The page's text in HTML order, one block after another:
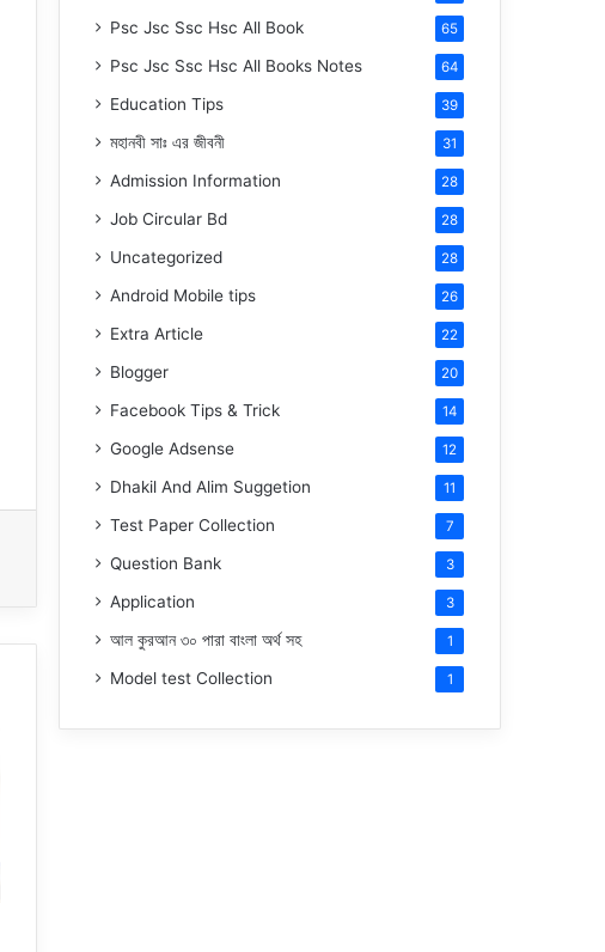
Psc Jsc Ssc Hsc All Book 65
Psc Jsc Ssc Hsc All Books Notes 64
Education Tips 39
মহানবীসাঃ এর জীবনী 31
Admission Information 28
Job Circular Bd 28
Uncategorized 28
Android Mobile tips 26
Extra Article 22
Blogger 20
Facebook Tips & Trick 14
Google Adsense 12
Dhakil And Alim Suggetion 11
Test Paper Collection 7
Question Bank 3
Application 3
আল কুরআন ৩০ পারা বাংলা অর্থ সহ 1
Model test Collection 1